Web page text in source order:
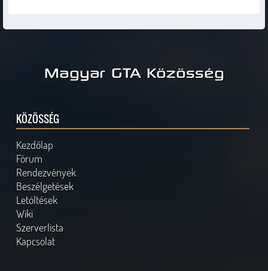
Magyar GTA Közösség
KÖZÖSSÉG
Kezdőlap
Fórum
Rendezvények
Beszélgetések
Letöltések
Wiki
Szerverlista
Kapcsolat